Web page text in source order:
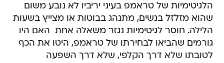
הלגיטימיות של טראמפ בעיני יריביו לא נובע משום
שהוא מזלזל בנשים, מתנהג בבוטות או מצייץ בשעות
הלילה. חוסר לגיטימיות נגזר משאלה אחת  האם היו
גורמים שהביאו לבחירתו של טראמפ, היטו את הכף
לטובתו שלא דרך הקלפי, שלא דרך השפעה